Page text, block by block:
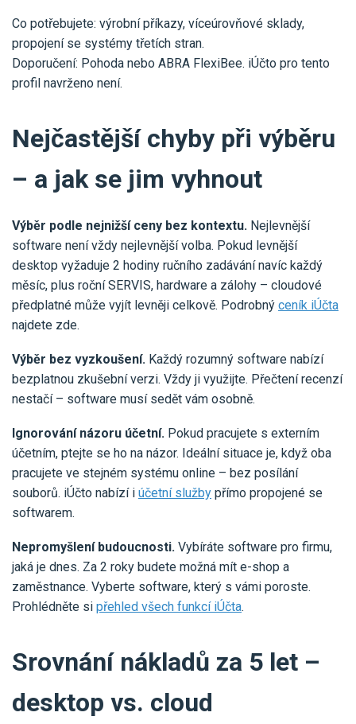
Co potřebujete: výrobní příkazy, víceúrovňové sklady,
propojení se systémy třetích stran.
Doporučení: Pohoda nebo ABRA FlexiBee. iÚčto pro tento
profil navrženo není.
Nejčastější chyby při výběru
– a jak se jim vyhnout
Výběr podle nejnižší ceny bez kontextu. Nejlevnější
software není vždy nejlevnější volba. Pokud levnější
desktop vyžaduje 2 hodiny ručního zadávání navíc každý
měsíc, plus roční SERVIS, hardware a zálohy – cloudové
předplatné může vyjít levněji celkově. Podrobný ceník iÚčta
najdete zde.
Výběr bez vyzkoušení. Každý rozumný software nabízí
bezplatnou zkušební verzi. Vždy ji využijte. Přečtení recenzí
nestačí – software musí sedět vám osobně.
Ignorování názoru účetní. Pokud pracujete s externím
účetním, ptejte se ho na názor. Ideální situace je, když oba
pracujete ve stejném systému online – bez posílání
souborů. iÚčto nabízí i účetní služby přímo propojené se
softwarem.
Nepromyšlení budoucnosti. Vybíráte software pro firmu,
jaká je dnes. Za 2 roky budete možná mít e-shop a
zaměstnance. Vyberte software, který s vámi poroste.
Prohlédněte si přehled všech funkcí iÚčta.
Srovnání nákladů za 5 let –
desktop vs. cloud